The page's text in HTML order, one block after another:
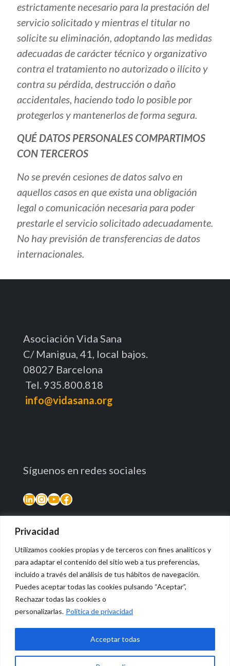
Privacidad
Utilizamos cookies propias y de terceros con fines analíticos y
para adaptar el contenido del sitio web a tus preferencias,
incluido a través del análisis de tus hábitos de navegación.
Puedes aceptar todas las cookies pulsando “Aceptar”,
Rechazar todas las cookies o
personalizarlas. Política de privacidad
Acceptar todas
estrictamente necesario para la prestación del
servicio solicitado y mientras el titular no
solicite su eliminación, adoptando las medidas
adecuadas de carácter técnico y organizativo
contra el tratamiento no autorizado o ilícito y
contra su pérdida, destrucción o daño
accidentales, haciendo todo lo posible por
protegerlos y mantenerlos de forma segura.
QUÉ DATOS PERSONALES COMPARTIMOS
CON TERCEROS
No se prevén cesiones de datos salvo en
aquellos casos en que exista una obligación
legal o comunicación necesaria para poder
prestarle el servicio solicitado adecuadamente.
No hay previsión de transferencias de datos
internacionales.
Asociación Vida Sana
C/ Manigua, 41, local bajos.
08027 Barcelona
Tel. 935.800.818
info@vidasana.org
Síguenos en redes sociales
LinkedIn
Instagram
YouTube
Facebook
© 2026 Vidasana | All Rights Reserved
Aviso legal
Política de privacidad
Política de devolución monetaria